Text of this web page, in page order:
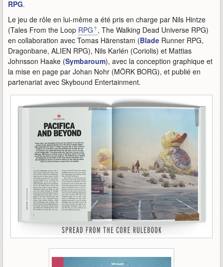
RPG.
Le jeu de rôle en lui-même a été pris en charge par Nils Hintze
(Tales From the Loop RPG , The Walking Dead Universe RPG)
en collaboration avec Tomas Härenstam (Blade Runner RPG,
Dragonbane, ALIEN RPG), Nils Karlén (Coriolis) et Mattias
Johnsson Haake (Symbaroum), avec la conception graphique et
la mise en page par Johan Nohr (MÖRK BORG), et publié en
partenariat avec Skybound Entertainment.